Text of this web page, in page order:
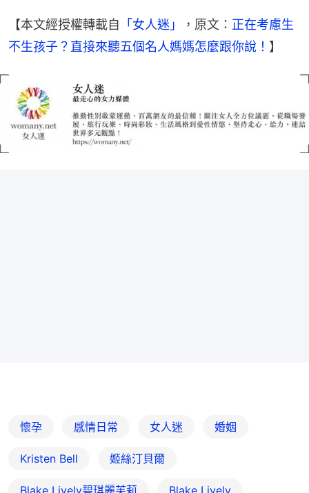
【本文經授權轉載自 「女人迷」 ，原文： 正在考慮生
不生孩子？直接來聽五個名人媽媽怎麼跟你說！ 】
懷孕 感情日常 女人迷 婚姻
Kristen Bell 姬絲汀貝爾